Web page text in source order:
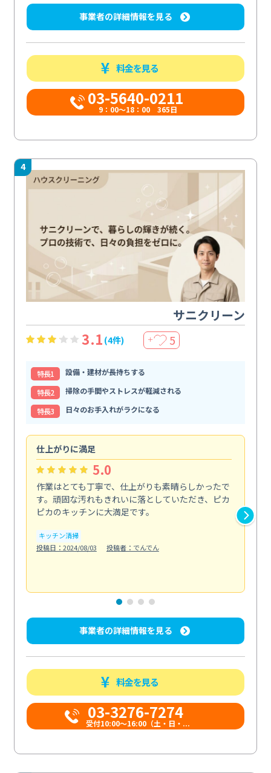
事業者の詳細情報を見る
料金を見る
03-5640-0211
9：00～18：00 365日
4
サニクリーン
3.1 (4件) ＋ 5
特⻑1
設備・建材が長持ちする
特⻑2
掃除の手間やストレスが軽減される
特⻑3
日々のお手入れがラクになる
仕上がりに満足
5.0
作業はとても丁寧で、仕上がりも素晴らしかったで
す。頑固な汚れもきれいに落としていただき、ピカ
ピカのキッチンに大満足です。
キッチン清掃
投稿日：2024/08/03
投稿者：でんでん
事業者の詳細情報を見る
料金を見る
03-3276-7274
受付10:00〜16:00（土・日・...